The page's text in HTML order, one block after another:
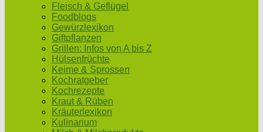
Fleisch & Geflügel
Foodblogs
Gewürzlexikon
Giftpflanzen
Grillen: Infos von A bis Z
Hülsenfrüchte
Keime & Sprossen
Kochratgeber
Kochrezepte
Kraut & Rüben
Kräuterlexikon
Kulinarium